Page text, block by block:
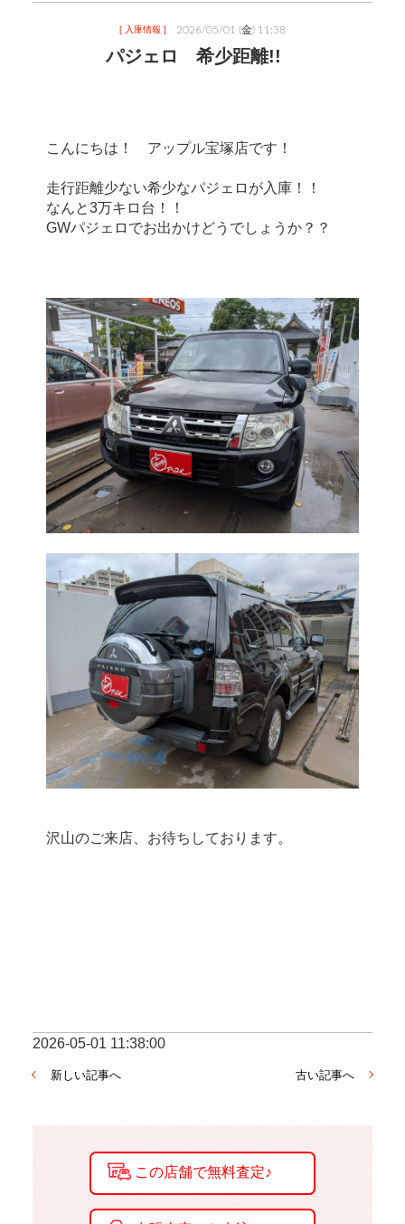
[ 入庫情報 ] 2026/05/01 (金) 11:38
パジェロ 希少距離!!
こんにちは！　アップル宝塚店です！
走行距離少ない希少なパジェロが入庫！！
なんと3万キロ台！！
GWパジェロでお出かけどうでしょうか？？
沢山のご来店、お待ちしております。
2026-05-01 11:38:00
新しい記事へ 古い記事へ